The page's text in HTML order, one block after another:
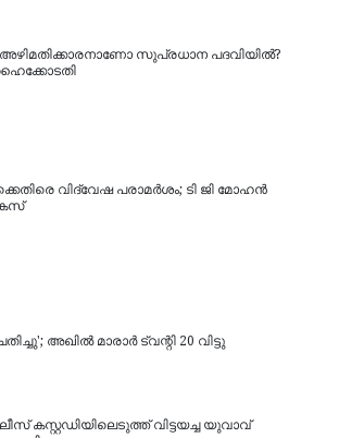
സുപ്രധാന പദവിയിൽ?
വിദ്വേഷ പരാമര്‍ശം; ടി ജി മോഹന്‍
അഖിൽ മാരാർ ട്വന്റി 20 വിട്ടു
കസ്റ്റഡിയിലെടുത്ത് വിട്ടയച്ച യുവാവ്